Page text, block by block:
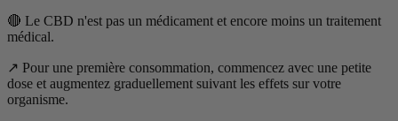
🔴 Le CBD n'est pas un médicament et encore moins un traitement
médical.
↗️ Pour une première consommation, commencez avec une petite
dose et augmentez graduellement suivant les effets sur votre
organisme.